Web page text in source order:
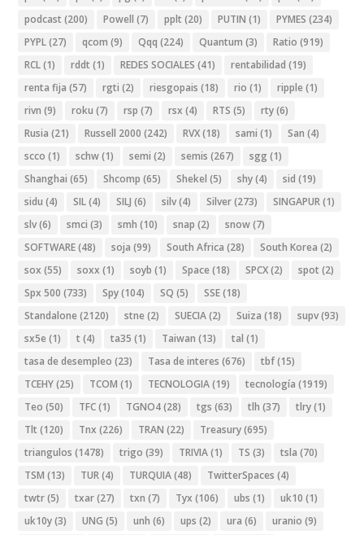
podcast (200) Powell (7) pplt (20) PUTIN (1) PYMES (234)
PYPL(27) qcom (9) Qqq (224) Quantum (3) Ratio (919)
RCL(1) rddt (1) REDES SOCIALES (41) rentabilidad (19)
renta fija (57) rgti (2) riesgopais (18) rio (1) ripple (1)
rivn (9) roku (7) rsp (7) rsx (4) RTS (5) rty(6)
Rusia (21) Russell 2000 (242) RVX(18) sami (1) San (4)
scco (1) schw(1) semi (2) semis (267) sgg (1)
Shanghai (65) Shcomp (65) Shekel (5) shy(4) sid (19)
sidu (4) SIL(4) SILJ (6) silv(4) Silver(273) SINGAPUR(1)
slv(6) smci (3) smh (10) snap (2) snow(7)
SOFTWARE(48) soja (99) South Africa (28) South Korea (2)
sox (55) soxx (1) soyb (1) Space (18) SPCX(2) spot (2)
Spx 500 (733) Spy(104) SQ (5) SSE(18)
Standalone (2120) stne (2) SUECIA(2) Suiza (18) supv(93)
sx5e (1) t (4) ta35 (1) Taiwan (13) tal (1)
tasa de desempleo (23) Tasa de interes (676) tbf(15)
TCEHY(25) TCOM (1) TECNOLOGIA(19) tecnología (1919)
Teo (50) TFC(1) TGNO4(28) tgs (63) tlh (37) tlry(1)
Tlt (120) Tnx (226) TRAN (22) Treasury(695)
triangulos (1478) trigo (39) TRIVIA(1) TS (3) tsla (70)
TSM (13) TUR(4) TURQUIA(48) TwitterSpaces (4)
twtr(5) txar(27) txn (7) Tyx (106) ubs (1) uk10 (1)
uk10y(3) UNG (5) unh (6) ups (2) ura (6) uranio (9)